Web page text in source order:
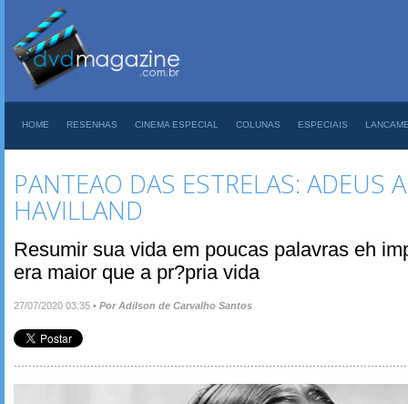
HOME RESENHAS CINEMA ESPECIAL COLUNAS ESPECIAIS
PANTEAO DAS ESTRELAS: ADEUS
HAVILLAND
Resumir sua vida em poucas palavras eh
era maior que a pr?pria vida
27/07/2020 03:35 • Por Adilson de Carvalho Santos